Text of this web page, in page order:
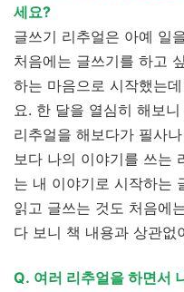
세요?
글쓰기 리추얼은 아예 일
처음에는 글쓰기를 하고
하는 마음으로 시작했는
요. 한 달을 열심히 해보
리추얼을 해보다가 필사
보다 나의 이야기를 쓰는
는 내 이야기로 시작하는
읽고 글쓰는 것도 처음에
다 보니 책 내용과 상관없
Q. 여러 리추얼을 하면서